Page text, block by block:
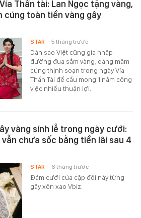
Thần tài: Lan Ngọc tặng vàng,
cúng toàn tiền vàng gây
Dàn sao Việt cũng gia nhập
đường đua sắm vàng, dâng mâm
cúng thịnh soạn trong ngày Vía
Thần Tài để cầu mong 1 năm công
việc nhiều thuận lợi.
STAR - 5 tháng trước
vàng sính lễ trong ngày cưới:
chưa sốc bằng tiền lãi sau 4
Đám cưới của cặp đôi này từng
gây xôn xao Vbiz.
STAR - 6 tháng trước